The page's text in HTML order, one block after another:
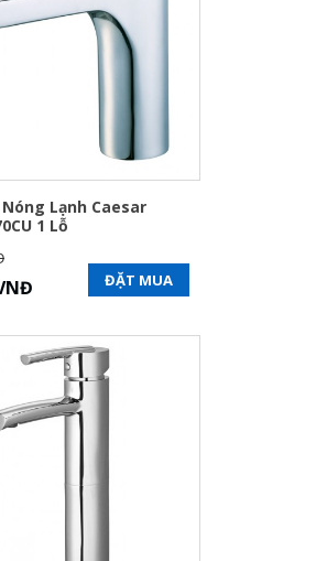
Lạnh Caesar
1 Lỗ
ĐẶT MUA